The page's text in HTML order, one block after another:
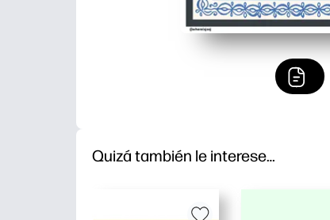
Quizá también le interese…